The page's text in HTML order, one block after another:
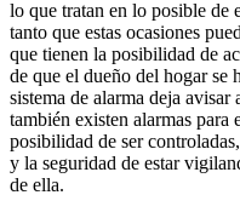
lo que tratan en lo posible de
tanto que estas ocasiones
que tienen la posibilidad de
de que el dueño del hogar se
sistema de alarma deja avisar
también existen alarmas para
posibilidad de ser
y la seguridad de estar
de ella.